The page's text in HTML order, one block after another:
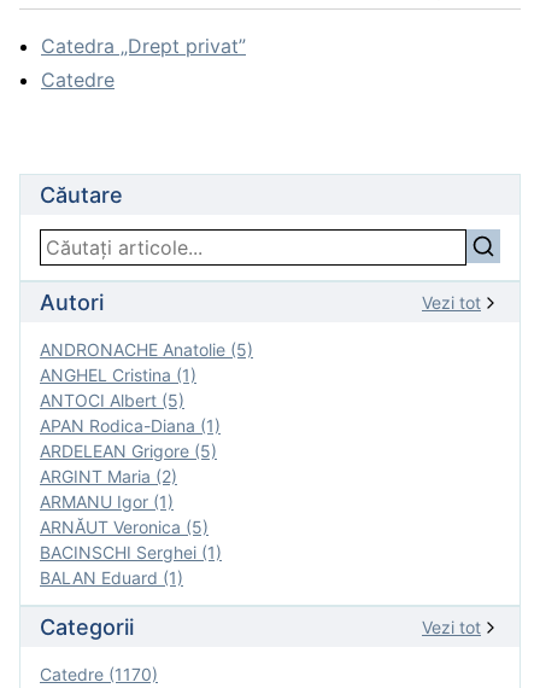
Catedra „Drept privat”
Catedre
Căutare
Autori Vezi tot
ANDRONACHE Anatolie (5)
ANGHEL Cristina (1)
ANTOCI Albert (5)
APAN Rodica-Diana (1)
ARDELEAN Grigore (5)
ARGINT Maria (2)
ARMANU Igor (1)
ARNĂUT Veronica (5)
BACINSCHI Serghei (1)
BALAN Eduard (1)
Categorii Vezi tot
Catedre (1170)